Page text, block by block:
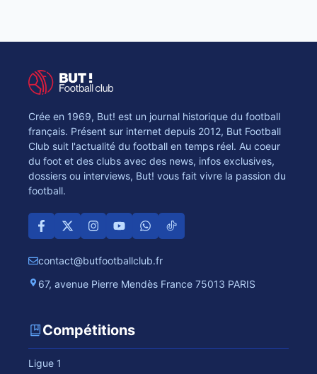
Crée en 1969, But! est un journal historique du football
français. Présent sur internet depuis 2012, But Football
Club suit l'actualité du football en temps réel. Au coeur
du foot et des clubs avec des news, infos exclusives,
dossiers ou interviews, But! vous fait vivre la passion du
football.
contact@butfootballclub.fr
67, avenue Pierre Mendès France 75013 PARIS
Compétitions
Ligue 1